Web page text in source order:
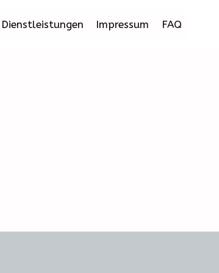
Dienstleistungen Impressum FAQ